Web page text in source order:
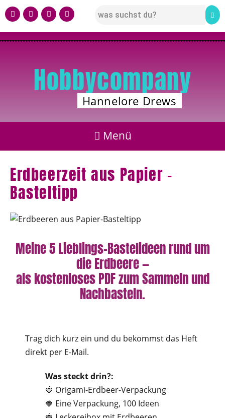
Hobbycompany
Hannelore Drews
Erdbeerzeit aus Papier –
Basteltipp
Meine 5 Lieblings-Bastelideen rund um
die Erdbeere —
als kostenloses PDF zum Sammeln und
Nachbasteln.
Trag dich kurz ein und du bekommst das Heft
direkt per E-Mail.
Was steckt drin?:
🍓 Origami-Erdbeer-Verpackung
🍓 Eine Verpackung, 100 Ideen